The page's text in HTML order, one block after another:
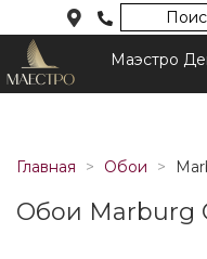
Маэстро
Главная Обои
Обои Marburg